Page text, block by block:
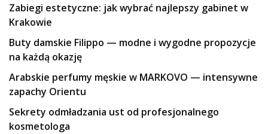
Zabiegi estetyczne: jak wybrać najlepszy gabinet w
Krakowie
Buty damskie Filippo — modne i wygodne propozycje
na każdą okazję
Arabskie perfumy męskie w MARKOVO — intensywne
zapachy Orientu
Sekrety odmładzania ust od profesjonalnego
kosmetologa